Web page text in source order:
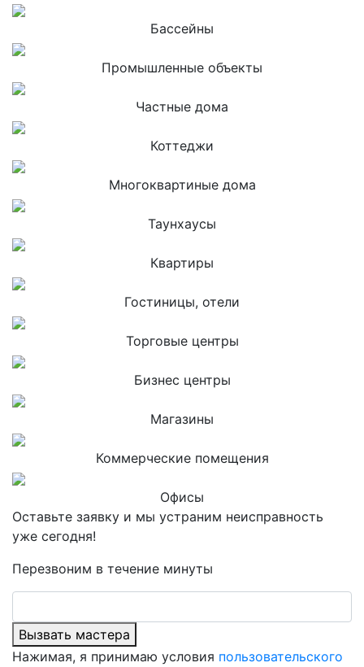
Бассейны
Промышленные объекты
Частные дома
Коттеджи
Многоквартиные дома
Таунхаусы
Квартиры
Гостиницы, отели
Торговые центры
Бизнес центры
Магазины
Коммерческие помещения
Офисы
Оставьте заявку и мы устраним неисправность
уже сегодня!
Перезвоним в течение минуты
Вызвать мастера
Нажимая, я принимаю условия пользовательского